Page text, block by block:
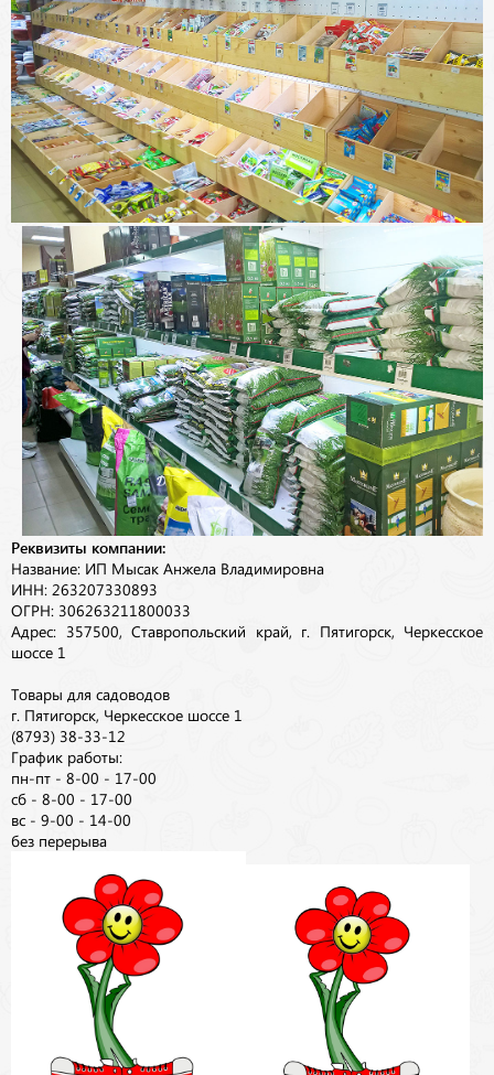
Реквизиты компании:
Название: ИП Мысак Анжела Владимировна
ИНН: 263207330893
ОГРН: 306263211800033
Адрес: 357500, Ставропольский край, г. Пятигорск, Черкесское
шоссе 1
Товары для садоводов
г. Пятигорск, Черкесское шоссе 1
(8793) 38-33-12
График работы:
пн-пт - 8-00 - 17-00
сб - 8-00 - 17-00
вс - 9-00 - 14-00
без перерыва